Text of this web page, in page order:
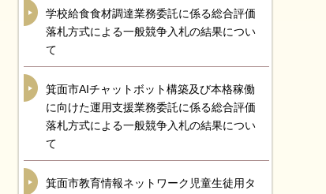
学校給食食材調達業務委託に係る総合評価
落札方式による一般競争入札の結果につい
て
箕面市AIチャットボット構築及び本格稼働
に向けた運用支援業務委託に係る総合評価
落札方式による一般競争入札の結果につい
て
箕面市教育情報ネットワーク児童生徒用タ